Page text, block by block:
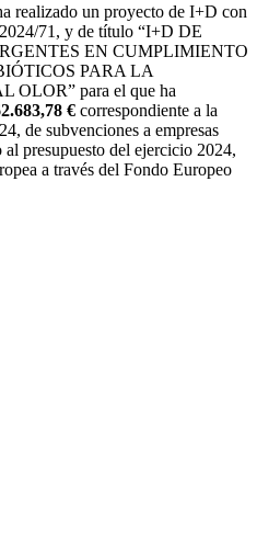
un proyecto de I+D con
71, y de título “I+D DE
EN CUMPLIMIENTO
PARA LA
para el que ha
€ correspondiente a la
de subvenciones a empresas
presupuesto del ejercicio 2024,
a través del Fondo Europeo